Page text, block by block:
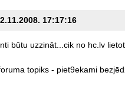
17:17:16
būtu uzzināt...cik no hc.lv
topiks - piet9ekami